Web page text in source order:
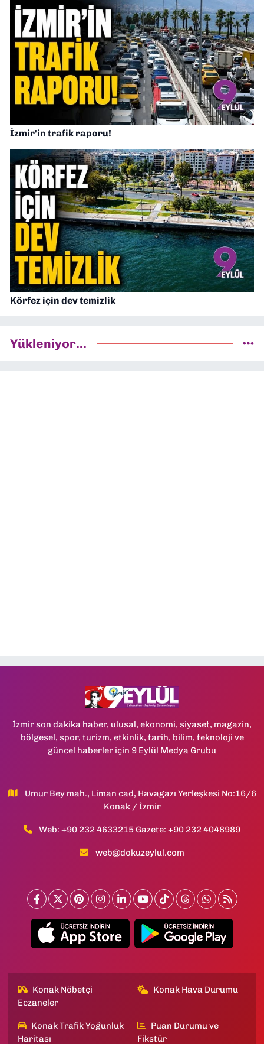
İzmir'in trafik raporu!
Körfez için dev temizlik
Yükleniyor...
İzmir son dakika haber, ulusal, ekonomi, siyaset, magazin,
bölgesel, spor, turizm, etkinlik, tarih, bilim, teknoloji ve
güncel haberler için 9 Eylül Medya Grubu
Umur Bey mah., Liman cad, Havagazı Yerleşkesi No:16/6
Konak / İzmir
Web: +90 232 4633215 Gazete: +90 232 4048989
web@dokuzeylul.com
Konak Nöbetçi
Eczaneler
Konak Hava Durumu
Konak Trafik Yoğunluk
Haritası
Puan Durumu ve
Fikstür